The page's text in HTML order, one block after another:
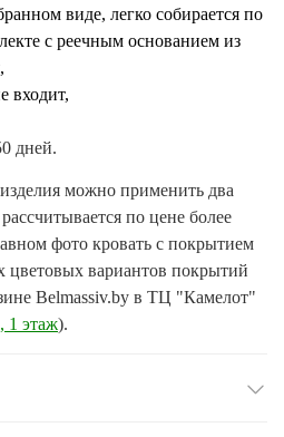
виде, легко собирается по
с реечным основанием из
входит,
дней.
можно применить два
по цене более
фото кровать с покрытием
цветовых вариантов покрытий
Belmassiv.by в ТЦ "Камелот"
1 этаж).